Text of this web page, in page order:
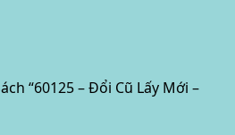
“60125 – Đổi Cũ Lấy Mới –